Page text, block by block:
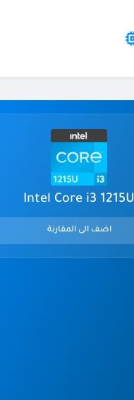
Intel Core i3 1215U
اضف الى المقارنة